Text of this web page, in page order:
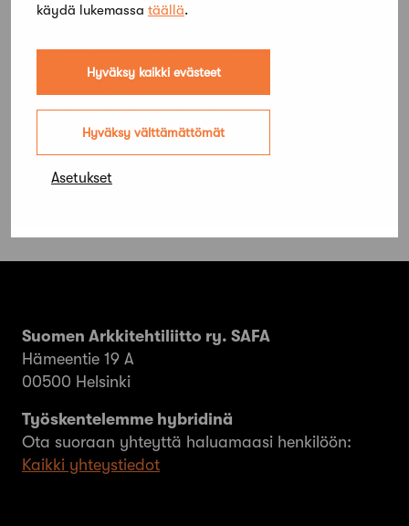
käydä lukemassa täällä.
Hyväksy kaikki evästeet
Hyväksy välttämättömät
Asetukset
15 toukokuun, 2019
Projekt Albert – ett nytt konstmuseum i
Raseborg
Suomen Arkkitehtiliitto ry. SAFA
Hämeentie 19 A
00500 Helsinki
Työskentelemme hybridinä
Ota suoraan yhteyttä haluamaasi henkilöön:
Kaikki yhteystiedot